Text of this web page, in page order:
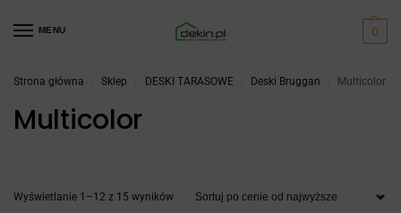
MENU 0
Strona główna Sklep DESKI TARASOWE Deski Bruggan Multicolor
Multicolor
Wyświetlanie 1–12 z 15 wyników